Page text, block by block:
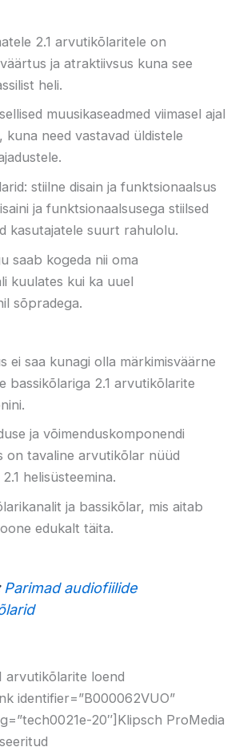
2.1 arvutikõlaritele on
ja atraktiivsus kuna see
heli.
muusikaseadmed viimasel ajal
kuna need vastavad üldistele
stiilne disain ja funktsionaalsus
ja funktsionaalsusega stiilsed
kasutajatele suurt rahulolu.
saab kogeda nii oma
kuulates kui ka uuel
sõpradega.
ei saa kunagi olla märkimisväärne
bassikõlariga 2.1 arvutikõlarite
ja võimenduskomponendi
on tavaline arvutikõlar nüüd
helisüsteemina.
ja bassikõlar, mis aitab
edukalt täita.
Parimad audiofiilide
arvutikõlarite loend
identifier=”B000062VUO”
20″]Klipsch ProMedia